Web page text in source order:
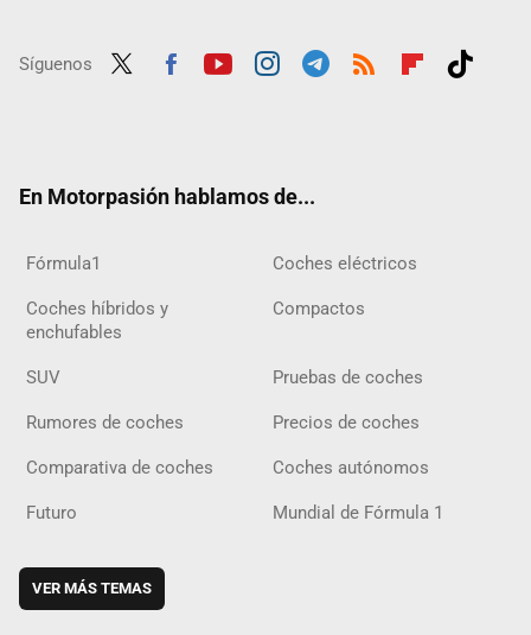
Síguenos
En Motorpasión hablamos de...
Fórmula1 Coches eléctricos
Coches híbridos y
enchufables
Compactos
SUV Pruebas de coches
Rumores de coches Precios de coches
Comparativa de coches Coches autónomos
Futuro Mundial de Fórmula 1
VER MÁS TEMAS